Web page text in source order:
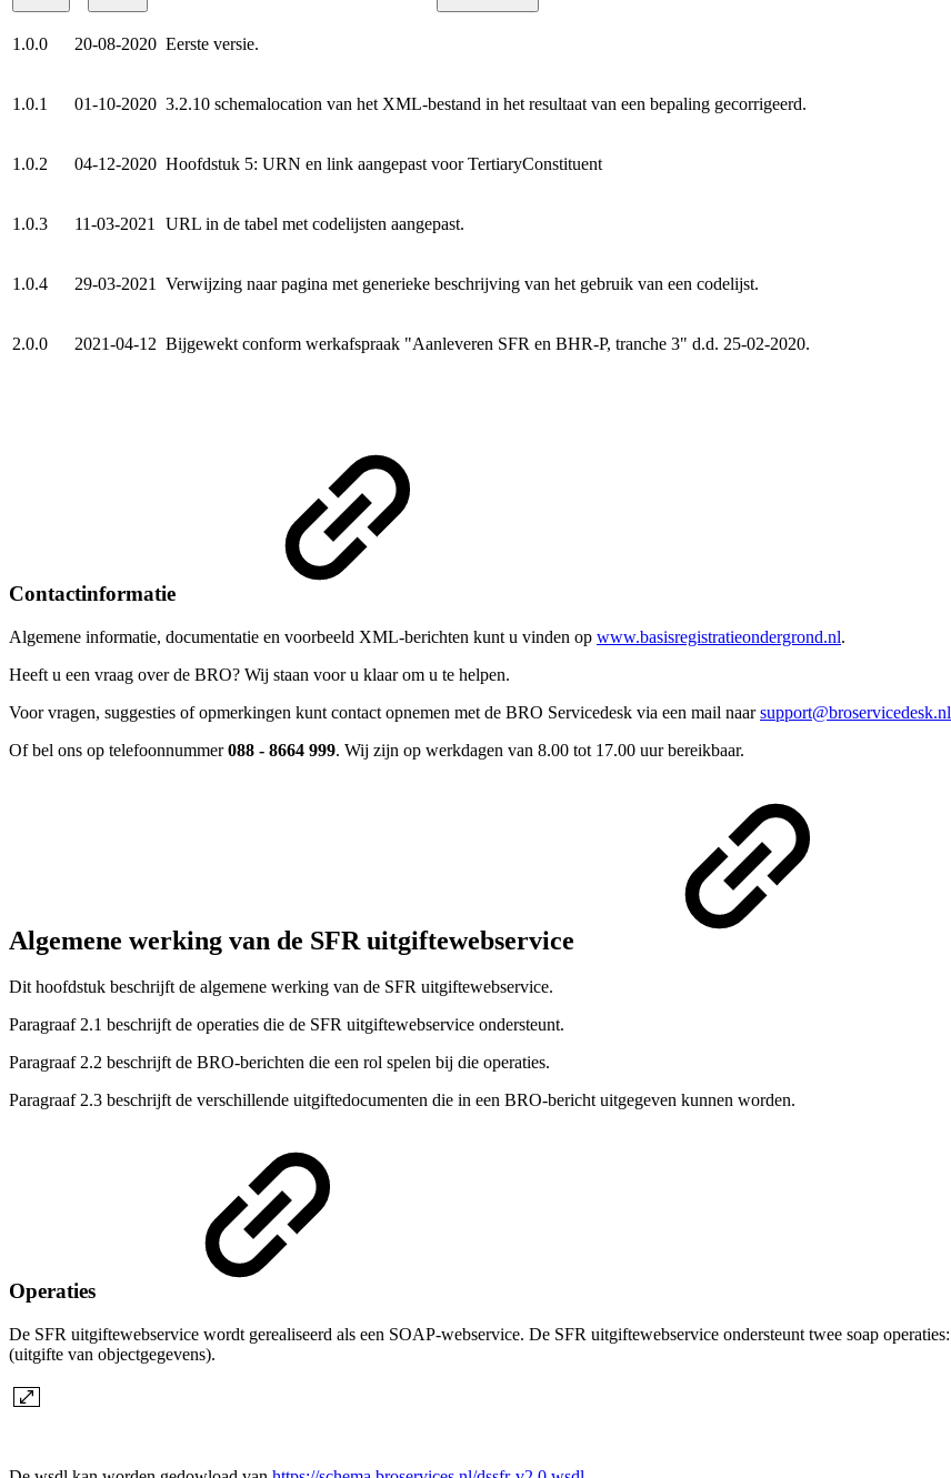
1.0.0 20-08-2020 Eerste versie.
1.0.1 01-10-2020 3.2.10 schemalocation van het XML-bestand in het resultaat van een bepaling gecorrigeerd.
1.0.2 04-12-2020 Hoofdstuk 5: URN en link aangepast voorTertiaryConstituent
1.0.3 11-03-2021 URL in de tabel met codelijsten aangepast.
1.0.4 29-03-2021 Verwijzing naar pagina met generieke beschrijving van het gebruik van een codelijst.
2.0.0 2021-04-12 Bijgewekt conform werkafspraak "Aanleveren SFR en BHR-P, tranche 3" d.d. 25-02-2020.
Contactinformatie
Algemene informatie, documentatie en voorbeeld XML-berichten kunt u vinden op www.basisregistratieondergrond.nl.
Heeft u een vraag over de BRO? Wij staan voor u klaar om u te helpen.
Voor vragen, suggesties of opmerkingen kunt contact opnemen met de BRO Servicedesk via een mail naarsupport@broservicedesk.nl
Of bel ons op telefoonnummer088 - 8664 999. Wij zijn op werkdagen van 8.00 tot 17.00 uur bereikbaar.
Algemene werking van de SFR uitgiftewebservice
Dit hoofdstuk beschrijft de algemene werking van de SFR uitgiftewebservice.
Paragraaf 2.1 beschrijft de operaties die de SFR uitgiftewebservice ondersteunt.
Paragraaf 2.2 beschrijft de BRO-berichten die een rol spelen bij die operaties.
Paragraaf 2.3 beschrijft de verschillende uitgiftedocumenten die in een BRO-bericht uitgegeven kunnen worden.
Operaties
De SFR uitgiftewebservice wordt gerealiseerd als een SOAP-webservice. De SFR uitgiftewebservice ondersteunt twee soap operaties:
(uitgifte van objectgegevens).